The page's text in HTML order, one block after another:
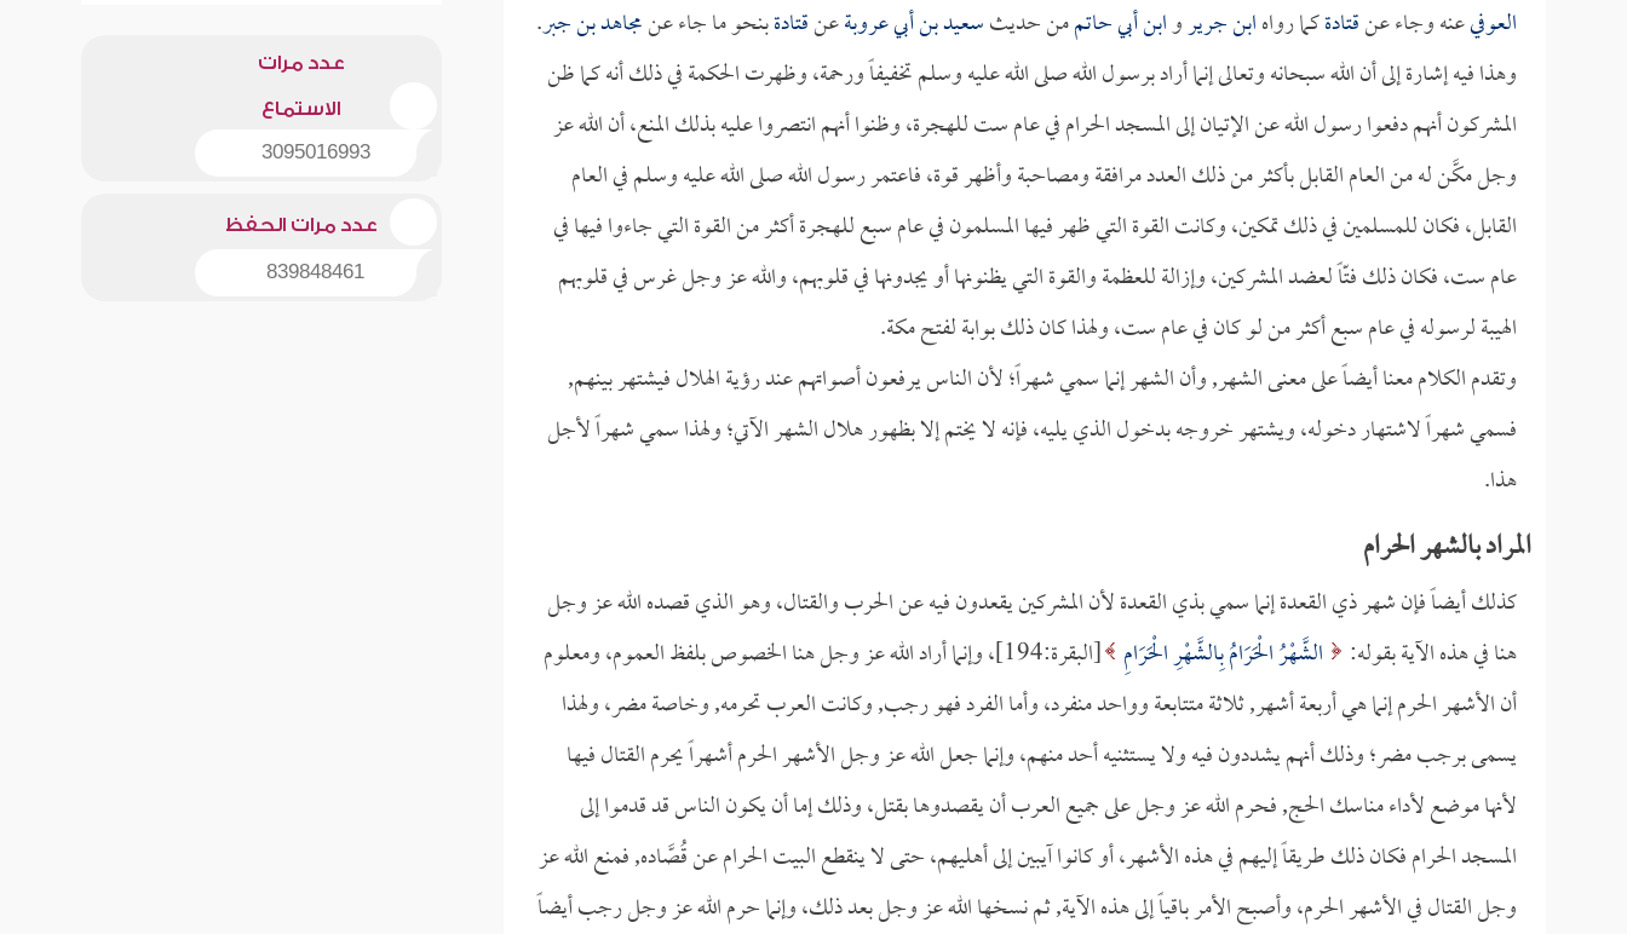
العوفيعنه وجاء عنقتادةكما رواهابن جريروابن أبي حاتممن حديثسعيد بن أبي عروبةعنقتادةبنحو ما جاء عنمجاهد بن جبر.
وهذا فيه إشارة إلى أن الله سبحانه وتعالى إنما أراد برسول الله صلى الله عليه وسلم تخفيفاً ورحمة، وظهرت الحكمة في ذلك أنه كما ظن
المشركون أنهم دفعوا رسول الله عن الإتيان إلى المسجد الحرام في عام ست للهجرة، وظنوا أنهم انتصروا عليه بذلك المنع، أن الله عز
وجل مكَّن له من العام القابل بأكثر من ذلك العدد مرافقة ومصاحبة وأظهر قوة، فاعتمر رسول الله صلى الله عليه وسلم في العام
القابل، فكان للمسلمين في ذلك تمكين، وكانت القوة التي ظهر فيها المسلمون في عام سبع للهجرة أكثر من القوة التي جاءوا فيها في
عام ست، فكان ذلك فتّاً لعضد المشركين، وإزالة للعظمة والقوة التي يظنونها أو يجدونها في قلوبهم، والله عز وجل غرس في قلوبهم
الهيبة لرسوله في عام سبع أكثر من لو كان في عام ست، ولهذا كان ذلك بوابة لفتح مكة.
وتقدم الكلام معنا أيضاً على معنى الشهر, وأن الشهر إنما سمي شهراً؛ لأن الناس يرفعون أصواتهم عند رؤية الهلال فيشتهر بينهم,
فسمي شهراً لاشتهار دخوله، ويشتهر خروجه بدخول الذي يليه، فإنه لا يختم إلا بظهور هلال الشهر الآتي؛ ولهذا سمي شهراً لأجل
هذا.
المراد بالشهر الحرام
كذلك أيضاً فإن شهر ذي القعدة إنما سمي بذي القعدة لأن المشركين يقعدون فيه عن الحرب والقتال، وهو الذي قصده الله عز وجل
هنا في هذه الآية بقوله:
الشَّهْرُ الْحَرَامُ بِالشَّهْرِ الْحَرَامِ
[البقرة:194]، وإنما أراد الله عز وجل هنا الخصوص بلفظ العموم، ومعلوم
أن الأشهر الحرم إنما هي أربعة أشهر, ثلاثة متتابعة وواحد منفرد، وأما الفرد فهو رجب, وكانت العرب تحرمه, وخاصة مضر، ولهذا
يسمى برجب مضر؛ وذلك أنهم يشددون فيه ولا يستثنيه أحد منهم، وإنما جعل الله عز وجل الأشهر الحرم أشهراً يحرم القتال فيها
لأنها موضع لأداء مناسك الحج, فحرم الله عز وجل على جميع العرب أن يقصدوها بقتل، وذلك إما أن يكون الناس قد قدموا إلى
المسجد الحرام فكان ذلك طريقاً إليهم في هذه الأشهر، أو كانوا آيبين إلى أهليهم، حتى لا ينقطع البيت الحرام عن قُصَّاده, فمنع الله عز
وجل القتال في الأشهر الحرم، وأصبح الأمر باقياً إلى هذه الآية, ثم نسخها الله عز وجل بعد ذلك، وإنما حرم الله عز وجل رجب أيضاً
عدد مرات
الاستماع
3095016993
عدد مرات الحفظ
839848461